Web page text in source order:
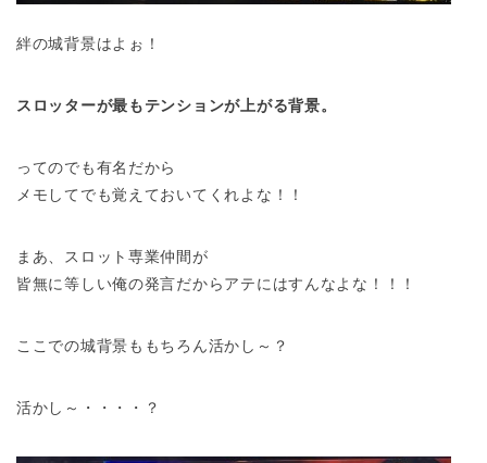
絆の城背景はよぉ！
スロッターが最もテンションが上がる背景。
ってのでも有名だから
メモしてでも覚えておいてくれよな！！
まあ、スロット専業仲間が
皆無に等しい俺の発言だからアテにはすんなよな！！！
ここでの城背景ももちろん活かし～？
活かし～・・・・？